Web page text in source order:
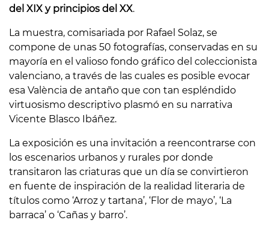
del XIX y principios del XX.
La muestra, comisariada por Rafael Solaz, se
compone de unas 50 fotografías, conservadas en su
mayoría en el valioso fondo gráfico del coleccionista
valenciano, a través de las cuales es posible evocar
esa València de antaño que con tan espléndido
virtuosismo descriptivo plasmó en su narrativa
Vicente Blasco Ibáñez.
La exposición es una invitación a reencontrarse con
los escenarios urbanos y rurales por donde
transitaron las criaturas que un día se convirtieron
en fuente de inspiración de la realidad literaria de
títulos como ‘Arroz y tartana’, ‘Flor de mayo’, ‘La
barraca’ o ‘Cañas y barro’.